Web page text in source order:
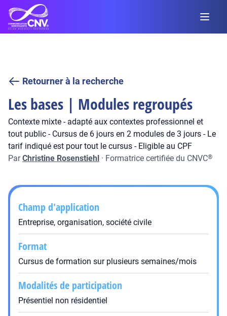
Retourner à la recherche
Les bases | Modules regroupés
Contexte mixte - adapté aux contextes professionnel et
tout public - Cursus de 6 jours en 2 modules de 3 jours - Le
tarif indiqué est pour tout le cursus - Eligible au CPF
ParChristine Rosenstiehl · Formatrice certifiée du CNVC®
Champ d'application
Entreprise, organisation, société civile
Format
Cursus de formation sur plusieurs semaines/mois
Modalités de participation
Présentiel non résidentiel